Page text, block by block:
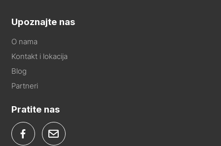
Upoznajte nas
O nama
Kontakt i lokacija
Blog
Partneri
Pratite nas